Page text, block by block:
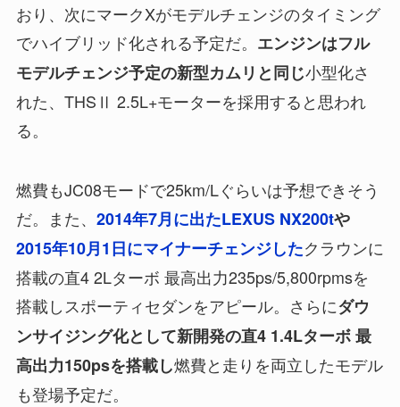
おり、次にマークXがモデルチェンジのタイミング
でハイブリッド化される予定だ。 エンジンはフル
モデルチェンジ予定の新型カムリと同じ小型化さ
れた、THSⅡ 2.5L+モーターを採用すると思われ
る。
燃費もJC08モードで25km/Lぐらいは予想できそう
だ。また、 2014年7月に出たLEXUS NX200tや
2015年10月1日にマイナーチェンジしたクラウンに
搭載の直4 2Lターボ 最高出力235ps/5,800rpmsを
搭載しスポーティセダンをアピール。さらにダウ
ンサイジング化として新開発の直4 1.4Lターボ 最
高出力150psを搭載し燃費と走りを両立したモデル
も登場予定だ。